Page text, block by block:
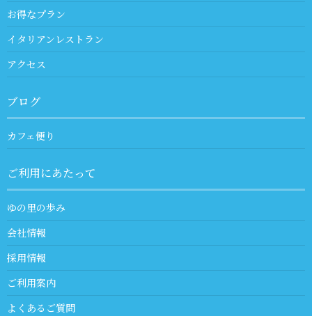
お得なプラン
イタリアンレストラン
アクセス
ブログ
カフェ便り
ご利用にあたって
ゆの里の歩み
会社情報
採用情報
ご利用案内
よくあるご質問